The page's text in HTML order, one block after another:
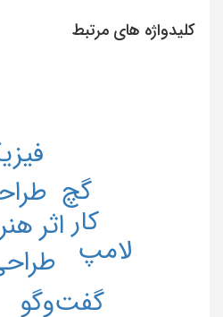
کلیدواژه های مرتبط
اثر
گچ
گفت‌وگو
لامپ
کار